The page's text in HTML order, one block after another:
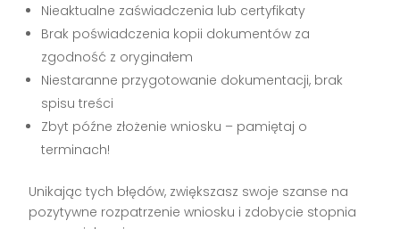
Nieaktualne zaświadczenia lub certyfikaty
Brak poświadczenia kopii dokumentów za
zgodność z oryginałem
Niestaranne przygotowanie dokumentacji, brak
spisu treści
Zbyt późne złożenie wniosku – pamiętaj o
terminach!
Unikając tych błędów, zwiększasz swoje szanse na
pozytywne rozpatrzenie wniosku i zdobycie stopnia